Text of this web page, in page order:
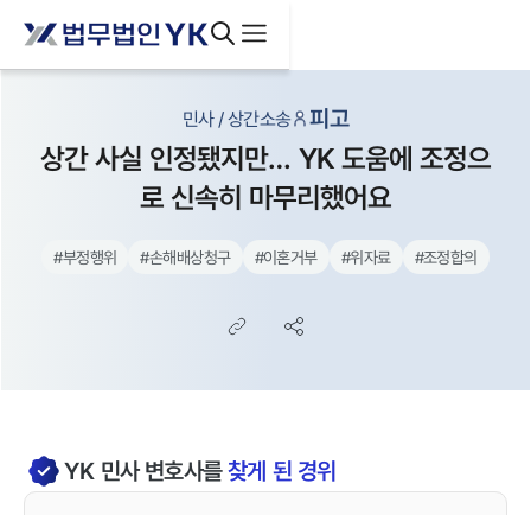
민사 / 상간소송 피고
상간 사실 인정됐지만… YK 도움에 조정으
로 신속히 마무리했어요
#부정행위 #손해배상청구 #이혼거부 #위자료 #조정합의
YK 민사변호사를찾게 된 경위